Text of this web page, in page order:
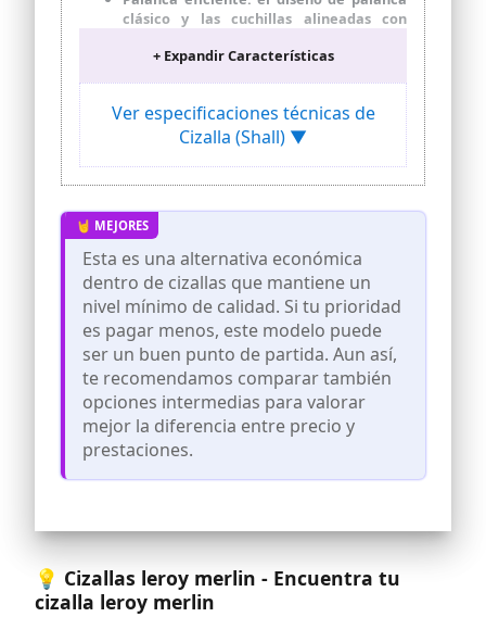
clásico y las cuchillas alineadas con
resistencia a los cortes. Cortar con
Apertura ajustable con bloqueo de
seguridad: bloqueo de manija
incorporado para un fácil
almacenamiento cuando no está en uso,
apertura mínima para evitar una fuerza
excesiva al cortar
Mango ergonómico: mango aislado de
PP+TPR con diseño único ergonómico y
de dos tonos, antideslizante y ofrece una
mejor sensación de la mano, ofrece más
control y comodidad al cortar
Riñonera: Fabricada en tejido 600D
double deck negro de alta calidad.
Portátil, colóquese este mini cortador
de pernos y engánchese a su cinturón
para EDC
+ Expandir Características
Ver especificaciones técnicas de
Cizalla (Shall) ▼
Esta es una alternativa económica
dentro de cizallas que mantiene un
nivel mínimo de calidad. Si tu prioridad
es pagar menos, este modelo puede
ser un buen punto de partida. Aun así,
te recomendamos comparar también
opciones intermedias para valorar
mejor la diferencia entre precio y
prestaciones.
💡 Cizallas leroy merlin - Encuentra tu
cizalla leroy merlin